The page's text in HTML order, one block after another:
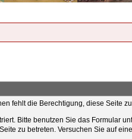
fehlt die Berechtigung, diese Seite
Bitte benutzen Sie das Formular
zu betreten. Versuchen Sie auf